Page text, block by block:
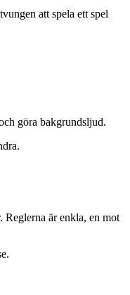
att spela ett spel
göra bakgrundsljud.
är enkla, en mot